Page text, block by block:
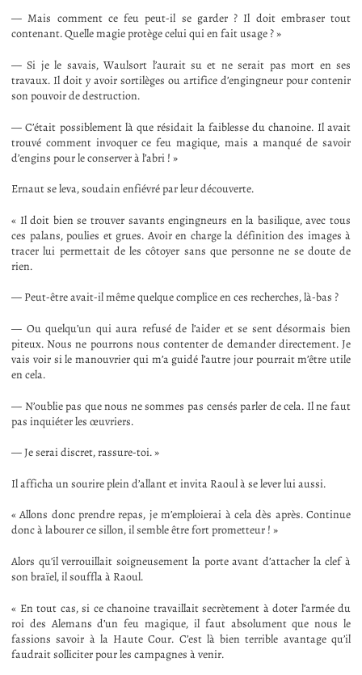
— Mais comment ce feu peut-il se garder ? Il doit embraser tout
contenant. Quelle magie protège celui qui en fait usage ? »
— Si je le savais, Waulsort l’aurait su et ne serait pas mort en ses
travaux. Il doit y avoir sortilèges ou artifice d’engingneur pour contenir
son pouvoir de destruction.
— C’était possiblement là que résidait la faiblesse du chanoine. Il avait
trouvé comment invoquer ce feu magique, mais a manqué de savoir
d’engins pour le conserver à l’abri ! »
Ernaut se leva, soudain enfiévré par leur découverte.
« Il doit bien se trouver savants engingneurs en la basilique, avec tous
ces palans, poulies et grues. Avoir en charge la définition des images à
tracer lui permettait de les côtoyer sans que personne ne se doute de
rien.
— Peut-être avait-il même quelque complice en ces recherches, là-bas ?
— Ou quelqu’un qui aura refusé de l’aider et se sent désormais bien
piteux. Nous ne pourrons nous contenter de demander directement. Je
vais voir si le manouvrier qui m’a guidé l’autre jour pourrait m’être utile
en cela.
— N’oublie pas que nous ne sommes pas censés parler de cela. Il ne faut
pas inquiéter les œuvriers.
— Je serai discret, rassure-toi. »
Il afficha un sourire plein d’allant et invita Raoul à se lever lui aussi.
« Allons donc prendre repas, je m’emploierai à cela dès après. Continue
donc à labourer ce sillon, il semble être fort prometteur ! »
Alors qu’il verrouillait soigneusement la porte avant d’attacher la clef à
son braïel, il souffla à Raoul.
« En tout cas, si ce chanoine travaillait secrètement à doter l’armée du
roi des Alemans d’un feu magique, il faut absolument que nous le
fassions savoir à la Haute Cour. C’est là bien terrible avantage qu’il
faudrait solliciter pour les campagnes à venir.